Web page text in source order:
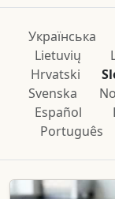
Українська
Lietuvių
Hrvatski
Svenska
Español
Português